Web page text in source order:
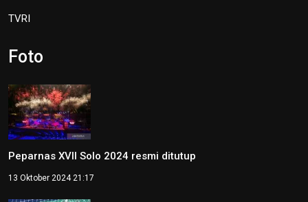
TVRI
Foto
Peparnas XVII Solo 2024 resmi ditutup
13 Oktober 2024 21:17